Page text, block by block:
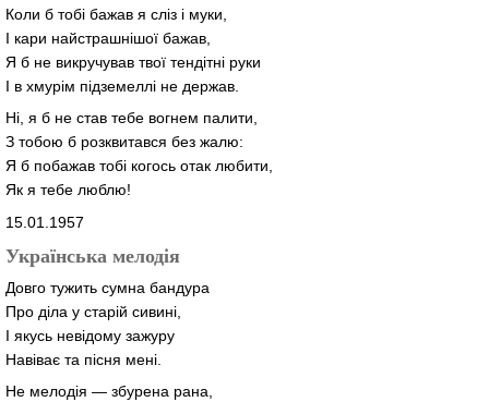
Коли б тобі бажав я сліз і муки,
І кари найстрашнішої бажав,
Я б не викручував твої тендітні руки
І в хмурім підземеллі не держав.
Ні, я б не став тебе вогнем палити,
З тобою б розквитався без жалю:
Я б побажав тобі когось отак любити,
Як я тебе люблю!
15.01.1957
Українська мелодія
Довго тужить сумна бандура
Про діла у старій сивині,
І якусь невідому зажуру
Навіває та пісня мені.
Не мелодія — збурена рана,